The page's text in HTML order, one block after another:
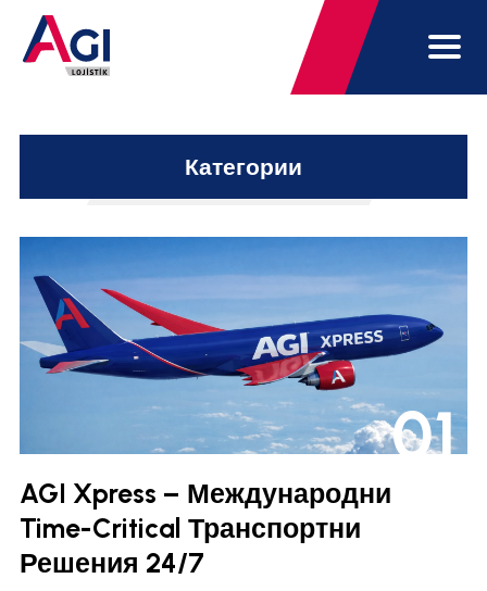
Категории
01
AGI Xpress – Международни
Time-Critical Транспортни
Решения 24/7